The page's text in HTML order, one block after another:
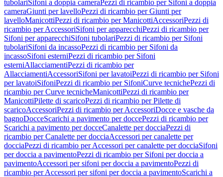
tubolariSifoni a doppia cameraPezzi di ricambio per Sifoni a doppia
cameraGiunti per lavelloPezzi di ricambio per Giunti per
lavelloManicottiPezzi di ricambio per ManicottiAccessoriPezzi di
ricambio per AccessoriSifoni per apparecchiPezzi di ricambio per
Sifoni per apparecchiSifoni tubolariPezzi di ricambio per Sifoni
tubolariSifoni da incassoPezzi di ricambio per Sifoni da
incassoSifoni esterniPezzi di ricambio per Sifoni
esterniAllacciamentiPezzi di ricambio per
AllacciamentiAccessoriSifoni per lavatoiPezzi di ricambio per Sifoni
per lavatoiSifoniPezzi di ricambio per SifoniCurve tecnichePezzi di
ricambio per Curve tecnicheManicottiPezzi di ricambio per
ManicottiPilette di scaricoPezzi di ricambio per Pilette di
scaricoAccessoriPezzi di ricambio per AccessoriDocce e vasche da
bagnoDocceScarichi a pavimento per doccePezzi di ricambio per
Scarichi a pavimento per docceCanalette per docciaPezzi di
ricambio per Canalette per docciaAccessori per canalette per
docciaPezzi di ricambio per Accessori per canalette per docciaSifoni
per doccia a pavimentoPezzi di ricambio per Sifoni per doccia a
pavimentoAccessori per sifoni per doccia a pavimentoPezzi di
ricambio per Accessori per sifoni per doccia a pavimentoScarichi a